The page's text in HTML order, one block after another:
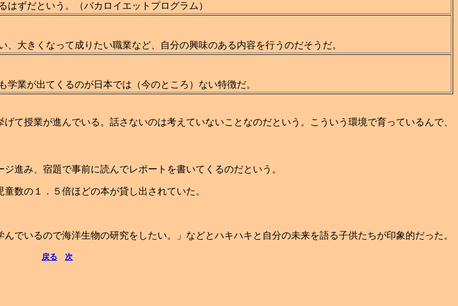
ずだという。（バカロイエットプログラム）
大きくなって成りたい職業など、自分の興味のある内容を行うのだそうだ。
業が出てくるのが日本では（今のところ）ない特徴だ。
授業が進んでいる。話さないのは考えていないことなのだという。こういう環境で育っているんで、
進み、宿題で事前に読んでレポートを書いてくるのだという。
数の１．５倍ほどの本が貸し出されていた。
いるので海洋生物の研究をしたい。」などとハキハキと自分の未来を語る子供たちが印象的だった。
戻る 次